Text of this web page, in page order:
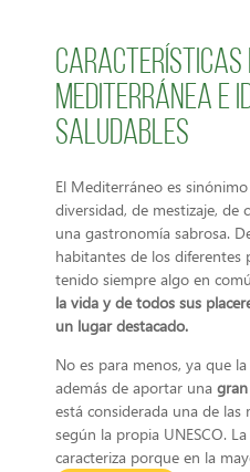
Características
mediterránea e
saludables
El Mediterráneo es
diversidad, de mestizaje,
una gastronomía sabrosa.
habitantes de los diferentes
tenido siempre algo en
la vida y de todos sus
un lugar destacado.
No es para menos, ya que
además de aportar una
está considerada una de
según la propia UNESCO.
caracteriza porque en la